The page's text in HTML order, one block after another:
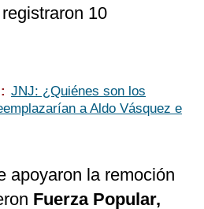
10
JNJ: ¿Quiénes son los
a Aldo Vásquez e
apoyaron la remoción
Fuerza Popular,